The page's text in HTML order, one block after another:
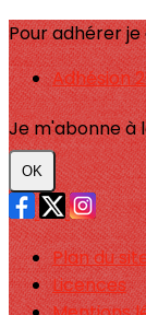
Pour adhérer
Adhésion
Je m'abonne
OK
Plan du
Licences